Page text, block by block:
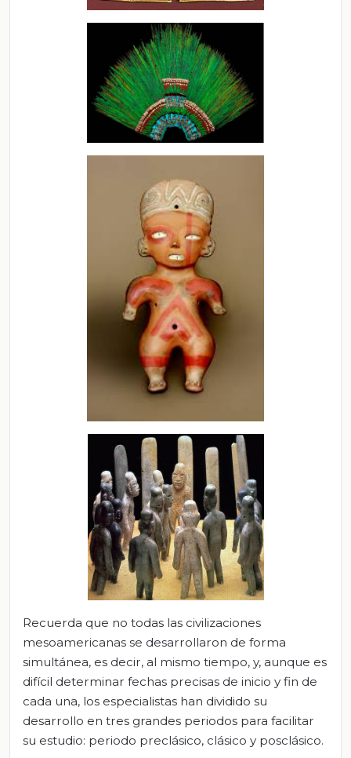
Recuerda que no todas las civilizaciones
mesoamericanas se desarrollaron de forma
simultánea, es decir, al mismo tiempo, y, aunque es
difícil determinar fechas precisas de inicio y fin de
cada una, los especialistas han dividido su
desarrollo en tres grandes periodos para facilitar
su estudio: periodo preclásico, clásico y posclásico.